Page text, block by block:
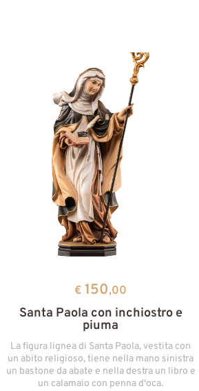
€ 150,00
Santa Paola con inchiostro e
piuma
La figura lignea di Santa Paola, vestita con
un abito religioso, tiene nella mano sinistra
un bastone da abate e nella destra un libro e
un calamaio con penna d'oca.